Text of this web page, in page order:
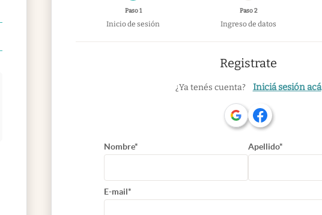
Paso 1
Inicio de sesión
Paso 2
Ingreso de datos
Registrate
¿Ya tenés cuenta? Iniciá sesión acá
Nombre* Apellido*
E-mail*